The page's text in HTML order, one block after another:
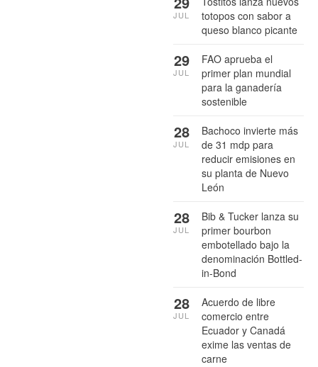
totopos con sabor a
queso blanco picante
JUL
FAO aprueba el
primer plan mundial
para la ganadería
sostenible
29
JUL
Bachoco invierte más
de 31 mdp para
reducir emisiones en
su planta de Nuevo
León
28
JUL
Bib & Tucker lanza su
primer bourbon
embotellado bajo la
denominación Bottled-
in-Bond
28
JUL
Acuerdo de libre
comercio entre
Ecuador y Canadá
exime las ventas de
carne
28
JUL